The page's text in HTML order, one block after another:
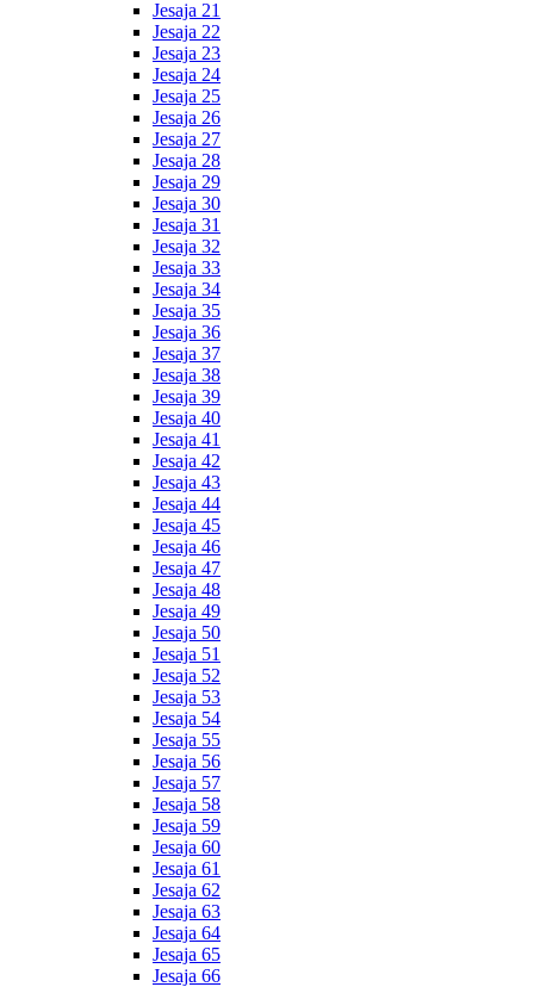
Jesaja 21
Jesaja 22
Jesaja 23
Jesaja 24
Jesaja 25
Jesaja 26
Jesaja 27
Jesaja 28
Jesaja 29
Jesaja 30
Jesaja 31
Jesaja 32
Jesaja 33
Jesaja 34
Jesaja 35
Jesaja 36
Jesaja 37
Jesaja 38
Jesaja 39
Jesaja 40
Jesaja 41
Jesaja 42
Jesaja 43
Jesaja 44
Jesaja 45
Jesaja 46
Jesaja 47
Jesaja 48
Jesaja 49
Jesaja 50
Jesaja 51
Jesaja 52
Jesaja 53
Jesaja 54
Jesaja 55
Jesaja 56
Jesaja 57
Jesaja 58
Jesaja 59
Jesaja 60
Jesaja 61
Jesaja 62
Jesaja 63
Jesaja 64
Jesaja 65
Jesaja 66